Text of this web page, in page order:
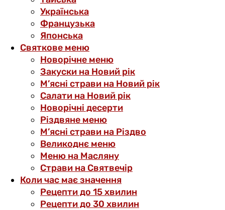
Українська
Французька
Японська
Святкове меню
Новорічне меню
Закуски на Новий рік
М’ясні страви на Новий рік
Салати на Новий рік
Новорічні десерти
Різдвяне меню
М’ясні страви на Різдво
Великоднє меню
Меню на Масляну
Страви на Святвечір
Коли час має значення
Рецепти до 15 хвилин
Рецепти до 30 хвилин